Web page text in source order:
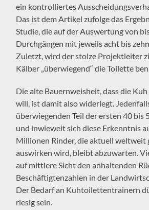
ein kontrolliertes
Das ist dem Artikel zufolge das
Studie, die auf der Auswertung von
Durchgängen mit jeweils acht bis
Zuletzt, wird der stolze Projektleiter
Kälber „überwiegend“ die Toilette
Die alte Bauernweisheit, dass die
will, ist damit also widerlegt.
überwiegenden Teil der ersten 40 bis
und inwieweit sich diese Erkenntnis
Millionen Rinder, die aktuell weltweit
auswirken wird, bleibt abzuwarten.
auf mittlere Sicht den anhaltenden
Beschäftigtenzahlen in der
Der Bedarf an Kuhtoilettentrainern
riesig sein.